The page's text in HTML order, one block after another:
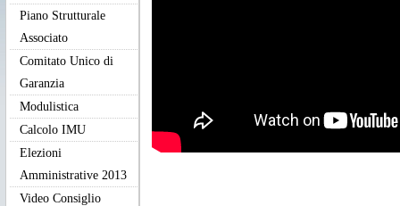
Piano Strutturale
Associato
Comitato Unico di
Garanzia
Modulistica
Calcolo IMU
Elezioni
Amministrative 2013
Video Consiglio